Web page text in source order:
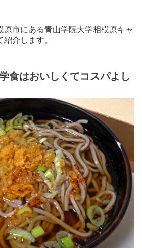
原市にある青山学院大学相模原キャ
介します。
食はおいしくてコスパよし